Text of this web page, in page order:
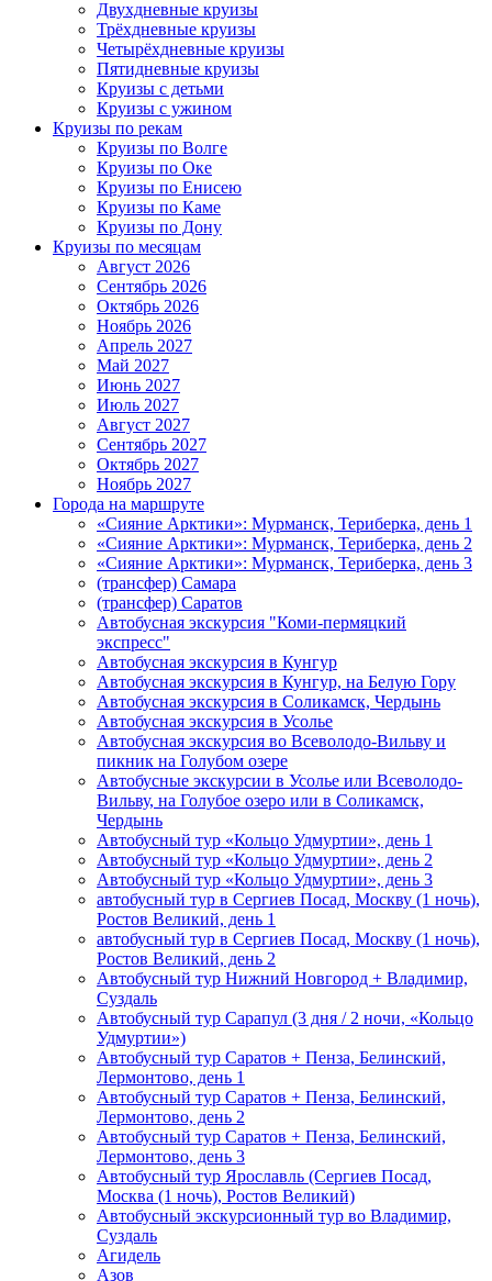
Двухдневные круизы
Трёхдневные круизы
Четырёхдневные круизы
Пятидневные круизы
Круизы с детьми
Круизы с ужином
Круизы по рекам
Круизы по Волге
Круизы по Оке
Круизы по Енисею
Круизы по Каме
Круизы по Дону
Круизы по месяцам
Август 2026
Сентябрь 2026
Октябрь 2026
Ноябрь 2026
Апрель 2027
Май 2027
Июнь 2027
Июль 2027
Август 2027
Сентябрь 2027
Октябрь 2027
Ноябрь 2027
Города на маршруте
«Сияние Арктики»: Мурманск, Териберка, день 1
«Сияние Арктики»: Мурманск, Териберка, день 2
«Сияние Арктики»: Мурманск, Териберка, день 3
(трансфер) Самара
(трансфер) Саратов
Автобусная экскурсия "Коми-пермяцкий
экспресс"
Автобусная экскурсия в Кунгур
Автобусная экскурсия в Кунгур, на Белую Гору
Автобусная экскурсия в Соликамск, Чердынь
Автобусная экскурсия в Усолье
Автобусная экскурсия во Всеволодо-Вильву и
пикник на Голубом озере
Автобусные экскурсии в Усолье или Всеволодо-
Вильву, на Голубое озеро или в Соликамск,
Чердынь
Автобусный тур «Кольцо Удмуртии», день 1
Автобусный тур «Кольцо Удмуртии», день 2
Автобусный тур «Кольцо Удмуртии», день 3
автобусный тур в Сергиев Посад, Москву (1 ночь),
Ростов Великий, день 1
автобусный тур в Сергиев Посад, Москву (1 ночь),
Ростов Великий, день 2
Автобусный тур Нижний Новгород + Владимир,
Суздаль
Автобусный тур Сарапул (3 дня / 2 ночи, «Кольцо
Удмуртии»)
Автобусный тур Саратов + Пенза, Белинский,
Лермонтово, день 1
Автобусный тур Саратов + Пенза, Белинский,
Лермонтово, день 2
Автобусный тур Саратов + Пенза, Белинский,
Лермонтово, день 3
Автобусный тур Ярославль (Сергиев Посад,
Москва (1 ночь), Ростов Великий)
Автобусный экскурсионный тур во Владимир,
Суздаль
Агидель
Азов